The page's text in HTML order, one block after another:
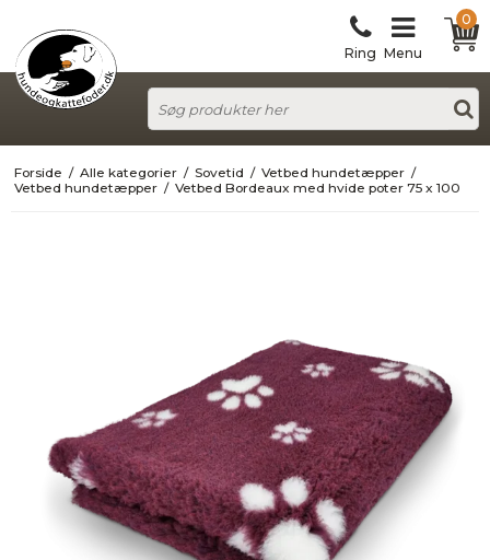
Ring Menu
0
Forside / Alle kategorier / Sovetid / Vetbed hundetæpper /
Vetbed hundetæpper / Vetbed Bordeaux med hvide poter 75 x 100